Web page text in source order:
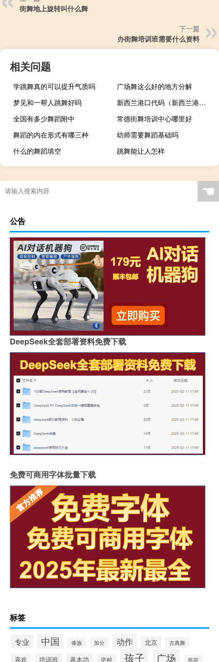
街舞地上旋转叫什么舞
下一篇
办街舞培训班需要什么资料
相关问题
学跳舞真的可以提升气质吗
广场舞这么好的地方分解
梦见和一帮人跳舞好吗
新西兰港口代码（新西兰港口）
全国有多少舞蹈附中
常德街舞培训中心哪里好
舞蹈的内在形式有哪三种
幼师需要舞蹈基础吗
什么的舞蹈填空
跳舞能让人怎样
☚
公告
DeepSeek全套部署资料免费下载
免费可商用字体批量下载
标签
专业 中国 傣族 加分 动作 北京 古典舞
喜欢 培训班 基本功 学校 孩子 广场 形容